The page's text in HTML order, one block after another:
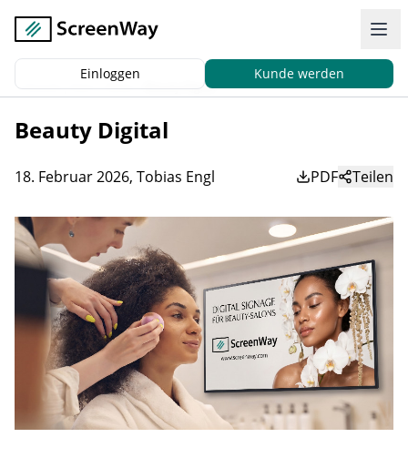
Einloggen Kunde werden
Zurück|Start News Beauty Digital
Beauty Digital
18. Februar 2026, Tobias Engl PDF Teilen